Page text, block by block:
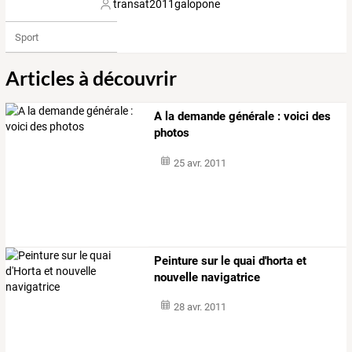
transat2011galopone
Sport
Articles à découvrir
A la demande générale : voici des
photos
25 avr. 2011
Peinture sur le quai d'horta et
nouvelle navigatrice
28 avr. 2011